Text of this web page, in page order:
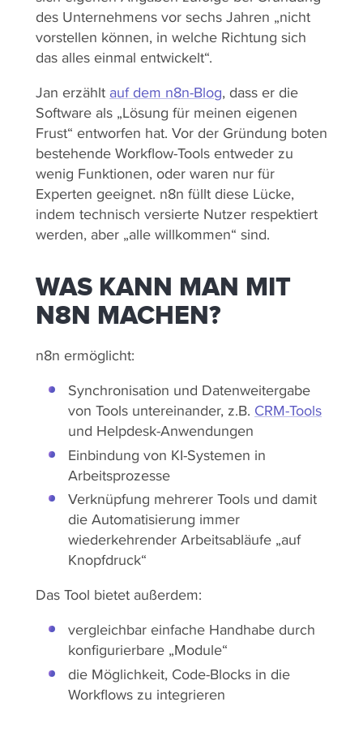
des Unternehmens vor sechs Jahren „nicht
vorstellen können, in welche Richtung sich
das alles einmal entwickelt“.
Jan erzählt auf dem n8n-Blog, dass er die
Software als „Lösung für meinen eigenen
Frust“ entworfen hat. Vor der Gründung boten
bestehende Workflow-Tools entweder zu
wenig Funktionen, oder waren nur für
Experten geeignet. n8n füllt diese Lücke,
indem technisch versierte Nutzer respektiert
werden, aber „alle willkommen“ sind.
WAS KANN MAN MIT
N8N MACHEN?
n8n ermöglicht:
Synchronisation und Datenweitergabe
von Tools untereinander, z.B. CRM-Tools
und Helpdesk-Anwendungen
Einbindung von KI-Systemen in
Arbeitsprozesse
Verknüpfung mehrerer Tools und damit
die Automatisierung immer
wiederkehrender Arbeitsabläufe „auf
Knopfdruck“
Das Tool bietet außerdem:
vergleichbar einfache Handhabe durch
konfigurierbare „Module“
die Möglichkeit, Code-Blocks in die
Workflows zu integrieren